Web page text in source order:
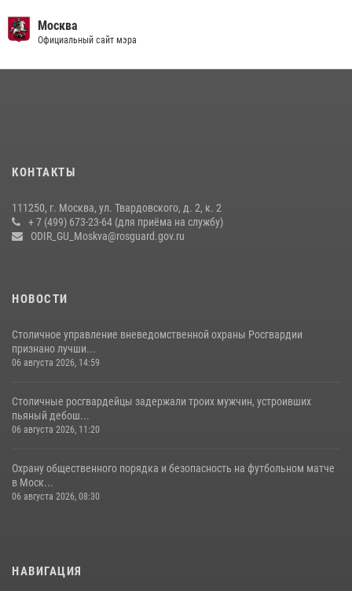
Безопасность футбольного матча в Москве обеспечена при
содействии Росгвардии (видео)
чемпионат по самбо (виео)
Центр профессиональной подготовки сотрудников
Москва
Официальный сайт мэра
КОНТАКТЫ
111250, г. Москва, ул. Твардовского, д. 2, к. 2
+ 7 (499) 673-23-64 (для приёма на службу)
ODIR_GU_Moskva@rosguard.gov.ru
НОВОСТИ
Столичное управление вневедомственной охраны Росгвардии
признано лучши...
06 августа 2026, 14:59
Столичные росгвардейцы задержали троих мужчин, устроивших
пьяный дебош...
06 августа 2026, 11:20
Охрану общественного порядка и безопасность на футбольном матче
в Моск...
06 августа 2026, 08:30
НАВИГАЦИЯ